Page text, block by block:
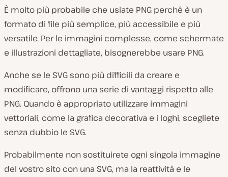
È molto più probabile che usiate PNG perché è un
formato di file più semplice, più accessibile e più
versatile. Per le immagini complesse, come schermate
e illustrazioni dettagliate, bisognerebbe usare PNG.
Anche se le SVG sono più difficili da creare e
modificare, offrono una serie di vantaggi rispetto alle
PNG. Quando è appropriato utilizzare immagini
vettoriali, come la grafica decorativa e i loghi, scegliete
senza dubbio le SVG.
Probabilmente non sostituirete ogni singola immagine
del vostro sito con una SVG, ma la reattività e le